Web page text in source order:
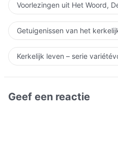
Voorlezingen uit Het Woord,
Getuigenissen van het
Kerkelijk leven – serie
Geef een reactie